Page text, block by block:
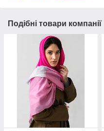
Подібні товари компанії